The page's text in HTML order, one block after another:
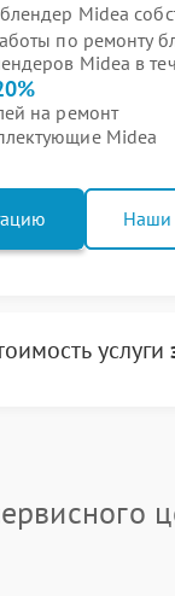
Midea
по ремонту
Midea в
на ремонт
Midea
Наши
услуги